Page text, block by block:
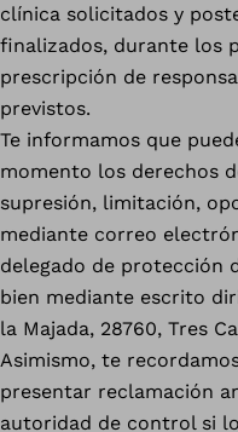
clínica solicitados y
finalizados, durante los
prescripción de
previstos.
Te informamos que
momento los derechos
supresión, limitación,
mediante correo
delegado de protección
bien mediante escrito
la Majada, 28760, Tres
Asimismo, te
presentar reclamación
autoridad de control si